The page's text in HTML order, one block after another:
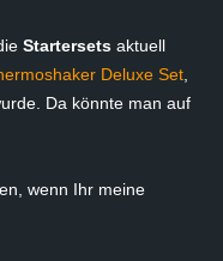
Startersets aktuell
Deluxe Set,
Da könnte man auf
wenn Ihr meine